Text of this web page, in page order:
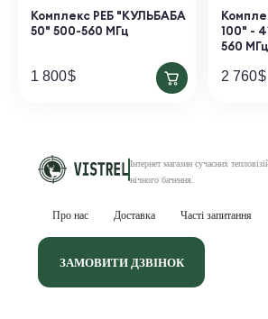
Комплекс РЕБ "КУЛЬБАБА
50" 500-560 МГц
1 800$
100" -
560 МГц
2 760$
Інтернет магазин сучасних
нічного бачення
Про нас Доставка Часті запитання
ЗАМОВИТИ ДЗВІНОК